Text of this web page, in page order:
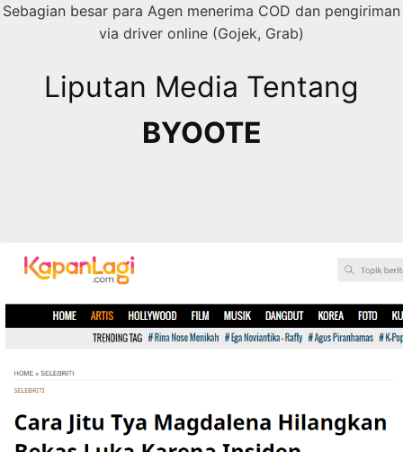
Sebagian besar para Agen menerima COD dan pengiriman
via driver online (Gojek, Grab)
Liputan Media Tentang
BYOOTE